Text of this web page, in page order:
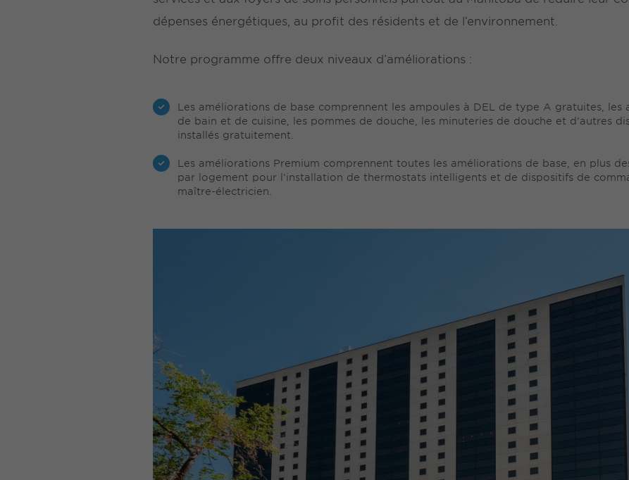
dépenses énergétiques, au profit des résidents et de l’environnement.
Notre programme offre deux niveaux d’améliorations :
Les améliorations de base comprennent les ampoules à DEL de type A gratuites, les
de bain et de cuisine, les pommes de douche, les minuteries de douche et d’autres
installés gratuitement.
Les améliorations Premium comprennent toutes les améliorations de base, en plus
par logement pour l’installation de thermostats intelligents et de dispositifs de
maître-électricien.